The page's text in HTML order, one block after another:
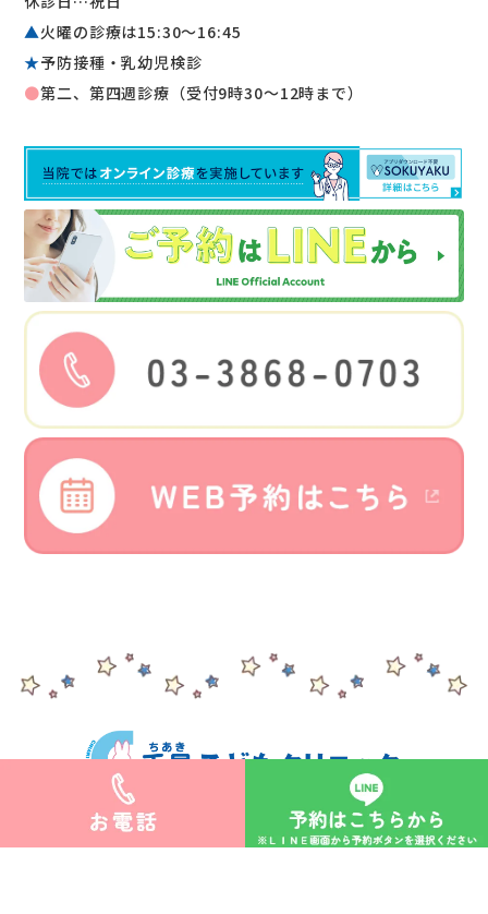
▲火曜の診療は15:30〜16:45
★予防接種・乳幼児検診
●第二、第四週診療（受付9時30～12時まで）